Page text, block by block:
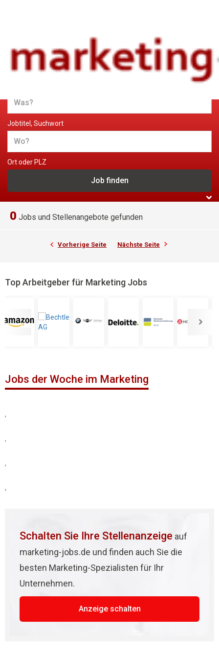
Jobs und Stellenangebote im
Marketing
Jobtitel, Suchwort
Ort oder PLZ
0 Jobs und Stellenangebote gefunden
Vorherige Seite Nächste Seite
Top Arbeitgeber für Marketing Jobs
Jobs der Woche im Marketing
,
,
,
,
Schalten Sie Ihre Stellenanzeige auf
marketing-jobs.de und finden auch Sie die
besten Marketing-Spezialisten für Ihr
Unternehmen.
Anzeige schalten